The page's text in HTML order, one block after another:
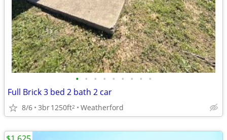
• • • • • • • • •
Full Brick 3 bed 2 bath 2 car
8/6 3br1250ft2 Weatherford